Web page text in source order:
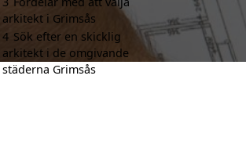
arkitekt i Grimsås
4 Sök efter en skicklig
arkitekt i de omgivande
städerna Grimsås